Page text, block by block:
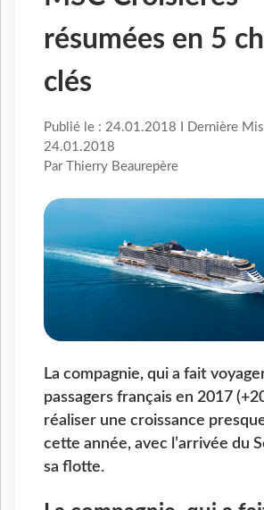
résumées en 5
clés
Publié le : 24.01.2018 I Dernière
24.01.2018
Par Thierry Beaurepère
La compagnie, qui a fait
passagers français en 2017
réaliser une croissance
cette année, avec l’arrivée du
sa flotte.